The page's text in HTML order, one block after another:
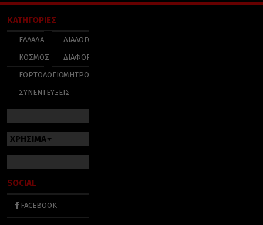
ΚΑΤΗΓΟΡΙΕΣ
ΕΛΛΑΔΑ
ΚΟΣΜΟΣ
ΕΟΡΤΟΛΟΓΙΟ
ΣΥΝΕΝΤΕΥΞΕΙΣ
ΔΙΑΛΟΓΟΣ
ΔΙΑΦΟΡΑ
ΜΗΤΡΟΠΟΛΕΙΣ
ΧΡΗΣΙΜΑ
SOCIAL
FACEBOOK